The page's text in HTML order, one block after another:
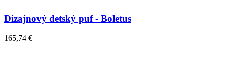
Dizajnový detský puf - Boletus
165,74 €